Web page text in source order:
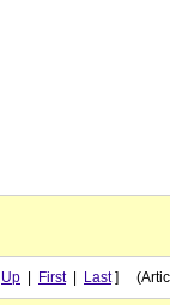
Up First| Last]